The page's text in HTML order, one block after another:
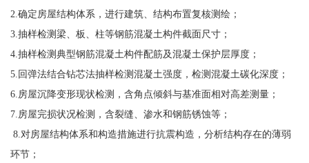
2.确定房屋结构体系，进行建筑、结构布置复核测绘；
3.抽样检测梁、板、柱等钢筋混凝土构件截面尺寸；
4.抽样检测典型钢筋混凝土构件配筋及混凝土保护层厚度；
5.回弹法结合钻芯法抽样检测混凝土强度，检测混凝土碳化深度；
6.房屋沉降变形现状检测，含角点倾斜与基准面相对高差测量；
7.房屋完损状况检测，含裂缝、渗水和钢筋锈蚀等；
8.对房屋结构体系和构造措施进行抗震构造，分析结构存在的薄弱
环节；